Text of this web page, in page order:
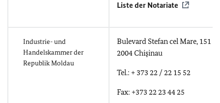
Liste der Notariate
Industrie- und
Handelskammer der
Republik Moldau
Bulevard Stefan cel Mare, 151
2004 Chişinau
Tel.: + 373 22 / 22 15 52
Fax: +373 22 23 44 25